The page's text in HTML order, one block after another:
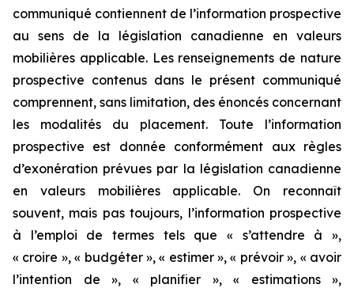
communiqué contiennent de l’information prospective
au sens de la législation canadienne en valeurs
mobilières applicable. Les renseignements de nature
prospective contenus dans le présent communiqué
comprennent, sans limitation, des énoncés concernant
les modalités du placement. Toute l’information
prospective est donnée conformément aux règles
d’exonération prévues par la législation canadienne
en valeurs mobilières applicable. On reconnaît
souvent, mais pas toujours, l’information prospective
à l’emploi de termes tels que « s’attendre à »,
« croire », « budgéter », « estimer », « prévoir », « avoir
l’intention de », « planifier », « estimations »,